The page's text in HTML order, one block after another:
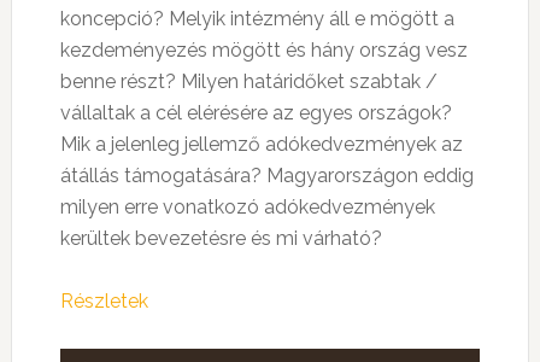
koncepció? Melyik intézmény áll e mögött a
kezdeményezés mögött és hány ország vesz
benne részt? Milyen határidőket szabtak /
vállaltak a cél elérésére az egyes országok?
Mik a jelenleg jellemző adókedvezmények az
átállás támogatására? Magyarországon eddig
milyen erre vonatkozó adókedvezmények
kerültek bevezetésre és mi várható?
Részletek